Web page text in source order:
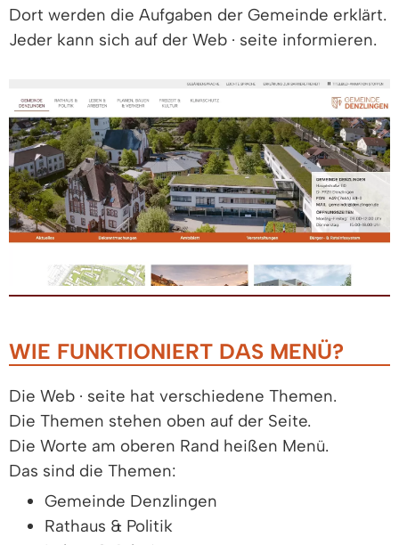
Dort werden die Aufgaben der Gemeinde erklärt.
Jeder kann sich auf der Web · seite informieren.
WIE FUNKTIONIERT DAS MENÜ?
Die Web · seite hat verschiedene Themen.
Die Themen stehen oben auf der Seite.
Die Worte am oberen Rand heißen Menü.
Das sind die Themen:
Gemeinde Denzlingen
Rathaus & Politik